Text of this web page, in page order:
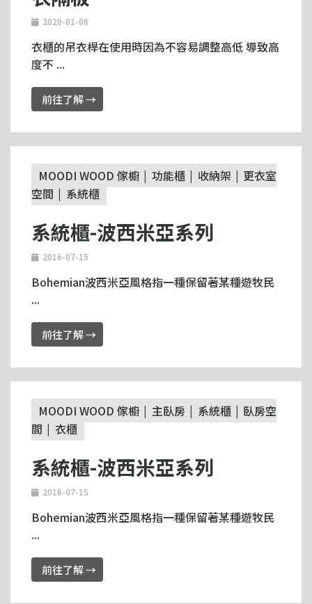
2020-01-06
衣櫃的吊衣桿在使用時因為不容易調整高低 導致高
度不 ...
前往了解 →
MOODI WOOD 傢櫥 功能櫃 收納架
更衣室
空間
系統櫃
系統櫃-波西米亞系列
2016-07-15
Bohemian波西米亞風格指一種保留著某種遊牧民
...
前往了解 →
MOODI WOOD 傢櫥 主臥房 系統櫃
臥房空
間
衣櫃
系統櫃-波西米亞系列
2016-07-15
Bohemian波西米亞風格指一種保留著某種遊牧民
...
前往了解 →